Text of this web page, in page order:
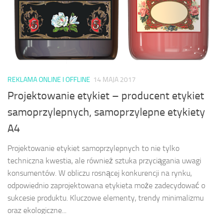
REKLAMA ONLINE I OFFLINE 14 MAJA 2017
Projektowanie etykiet – producent etykiet
samoprzylepnych, samoprzylepne etykiety
A4
Projektowanie etykiet samoprzylepnych to nie tylko
techniczna kwestia, ale również sztuka przyciągania uwagi
konsumentów. W obliczu rosnącej konkurencji na rynku,
odpowiednio zaprojektowana etykieta może zadecydować o
sukcesie produktu. Kluczowe elementy, trendy minimalizmu
oraz ekologiczne...